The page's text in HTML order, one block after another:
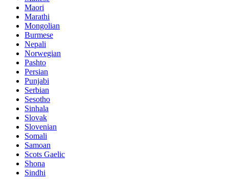
Maori
Marathi
Mongolian
Burmese
Nepali
Norwegian
Pashto
Persian
Punjabi
Serbian
Sesotho
Sinhala
Slovak
Slovenian
Somali
Samoan
Scots Gaelic
Shona
Sindhi